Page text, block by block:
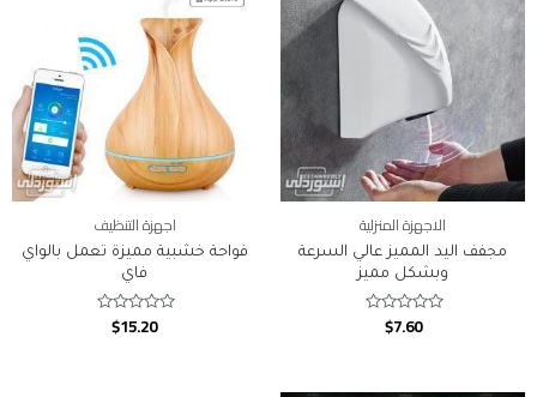
الاجهزة المنزلية
مجفف اليد المميز عالي السرعة
وبشكل مميز
Rated
$7.60
اجهزة التنظيف
فواحة خشبية مميزة تعمل بالواي
فاي
Rated
$15.20